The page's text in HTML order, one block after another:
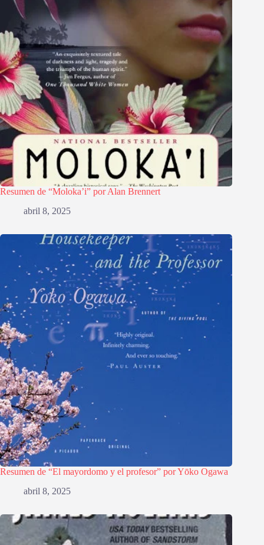
Resumen de “Moloka’i” por Alan Brennert
abril 8, 2025
Resumen de “El mayordomo y el profesor” por Yōko Ogawa
abril 8, 2025